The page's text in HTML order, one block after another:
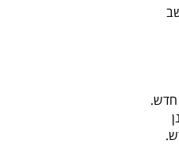
כמעט זהים (95%) למחשב
חדש.